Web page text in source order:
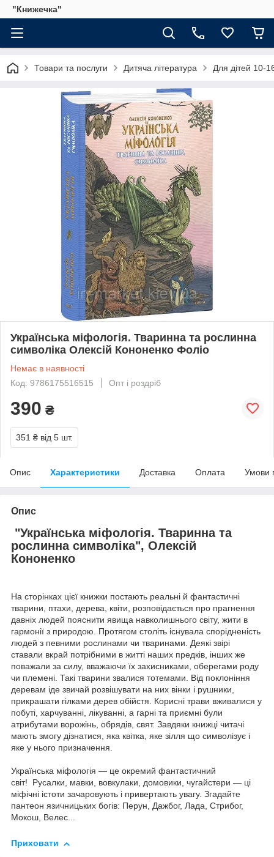
"Книжечка"
Товари та послуги Дитяча література Для дітей 10-
Українська міфологія. Тваринна та рослинна
символіка Олексій Кононенко Фоліо
Немає в наявності
Код: 9786175516515
Опт і роздріб
390 ₴
351 ₴ від 5 шт.
Опис Характеристики Доставка Оплата Умови
Опис
"Українська міфологія. Тваринна та
рослинна символіка", Олексій
Кононенко
На сторінках цієї книжки постають реальні й фантастичні
тварини, птахи, дерева, квіти, розповідається про прагнення
давніх людей пояснити явища навколишнього світу, жити в
гармонії з природою. Протягом століть існувала спорідненість
людей з певними рослинами чи тваринами. Деякі звірі
ставали вкрай потрібними в житті наших предків, інших же
поважали за силу, вважаючи їх захисниками, оберегами роду
чи племені. Такі тварини звалися тотемами. Від поклоніння
деревам іде звичай розвішувати на них вінки і рушники,
прикрашати гілками дерев обійстя. Корисні трави вживалися у
побуті, харчуванні, лікуванні, а гарні та приємні були
атрибутами ворожінь, обрядів, свят. Завдяки книжці читачі
мають змогу дізнатися, яка квітка, яке зілля що символізує і
яке у нього призначення.
Українська міфологія — це окремий фантастичний
світ! Русалки, мавки, вовкулаки, домовики, чугайстери — ці
міфічні істоти зачаровують і привертають увагу. Згадайте
пантеон язичницьких богів: Перун, Дажбог, Лада, Стрибог,
Мокош, Велес...
Приховати